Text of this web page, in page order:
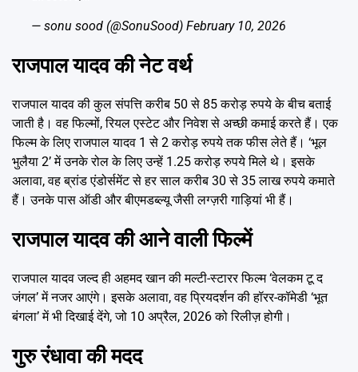
— sonu sood (@SonuSood) February 10, 2026
राजपाल यादव की नेट वर्थ
राजपाल यादव की कुल संपत्ति करीब 50 से 85 करोड़ रुपये के बीच बताई
जाती है। वह फिल्मों, रियल एस्टेट और निवेश से अच्छी कमाई करते हैं। एक
फिल्म के लिए राजपाल यादव 1 से 2 करोड़ रुपये तक फीस लेते हैं। ‘भूल
भुलैया 2’ में उनके रोल के लिए उन्हें 1.25 करोड़ रुपये मिले थे। इसके
अलावा, वह ब्रांड एंडोर्समेंट से हर साल करीब 30 से 35 लाख रुपये कमाते
हैं। उनके पास ऑडी और बीएमडब्ल्यू जैसी लग्ज़री गाड़ियां भी हैं।
राजपाल यादव की आने वाली फिल्में
राजपाल यादव जल्द ही अहमद खान की मल्टी-स्टारर फिल्म ‘वेलकम टू द
जंगल’ में नजर आएंगे। इसके अलावा, वह प्रियदर्शन की हॉरर-कॉमेडी ‘भूत
बंगला’ में भी दिखाई देंगे, जो 10 अप्रैल, 2026 को रिलीज़ होगी।
गुरु रंधावा की मदद